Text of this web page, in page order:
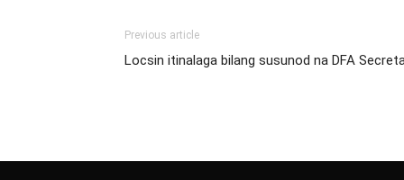
Previous article
Locsin itinalaga bilang susunod na DFA